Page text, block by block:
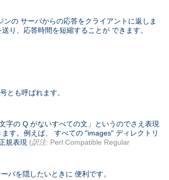
の サーバからの応答をクライアントに返しま
り、応答時間を短縮することが できます。
とも呼ばれます。
字の Q がないすべての文」というのでさえ表現
す。例えば、 すべての "images" ディレクトリ
規表現 (訳注: Perl Compatible Regular
バを隠したいときに 便利です。